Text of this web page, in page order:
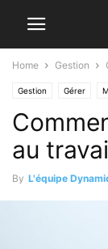
Home Gestion
Gestion Gérer
au
By L'équipe